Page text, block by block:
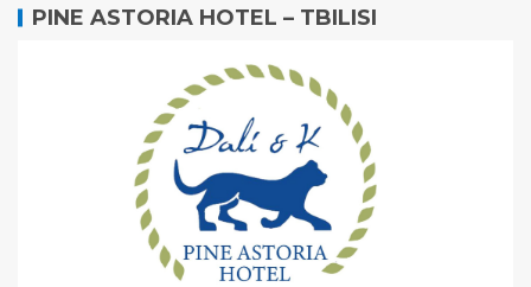
PINE ASTORIA HOTEL – TBILISI